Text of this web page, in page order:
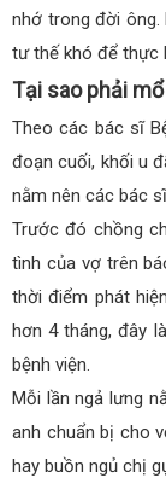
nhớ trong đời ông.
tư thế khó để thực
Tại sao phải
Theo các bác sĩ
đoạn cuối, khối u
nằm nên các bác
Trước đó chồng
tình của vợ trên
thời điểm phát
hơn 4 tháng, đây
bệnh viện.
Mỗi lần ngả lưng
anh chuẩn bị cho
hay buồn ngủ chị